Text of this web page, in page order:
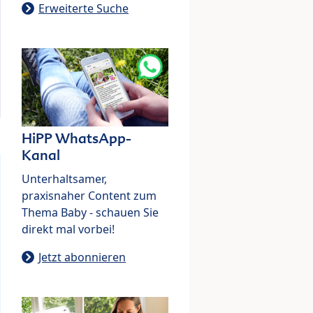
Erweiterte Suche
HiPP WhatsApp-
Kanal
Unterhaltsamer,
praxisnaher Content zum
Thema Baby - schauen Sie
direkt mal vorbei!
Jetzt abonnieren